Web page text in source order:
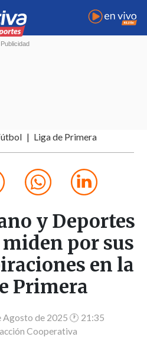
Liga de Primera
y Deportes
por sus
en la
Primera
de 2025 🕐 21:35
Cooperativa